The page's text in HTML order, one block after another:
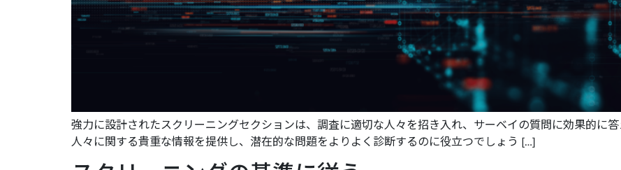
強力に設計されたスクリーニングセクションは、調査に適切な人々を招き入れ、サーベイの質問に効果的に
人々に関する貴重な情報を提供し、潜在的な問題をよりよく診断するのに役立つでしょう […]